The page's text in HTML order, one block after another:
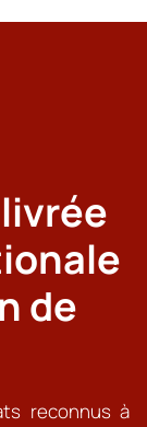
de
reconnus à